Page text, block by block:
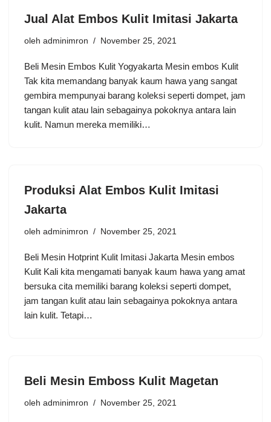
Jual Alat Embos Kulit Imitasi Jakarta
oleh adminimron November 25, 2021
Beli Mesin Embos Kulit Yogyakarta Mesin embos Kulit
Tak kita memandang banyak kaum hawa yang sangat
gembira mempunyai barang koleksi seperti dompet, jam
tangan kulit atau lain sebagainya pokoknya antara lain
kulit. Namun mereka memiliki…
Produksi Alat Embos Kulit Imitasi
Jakarta
oleh adminimron November 25, 2021
Beli Mesin Hotprint Kulit Imitasi Jakarta Mesin embos
Kulit Kali kita mengamati banyak kaum hawa yang amat
bersuka cita memiliki barang koleksi seperti dompet,
jam tangan kulit atau lain sebagainya pokoknya antara
lain kulit. Tetapi…
Beli Mesin Emboss Kulit Magetan
oleh adminimron November 25, 2021